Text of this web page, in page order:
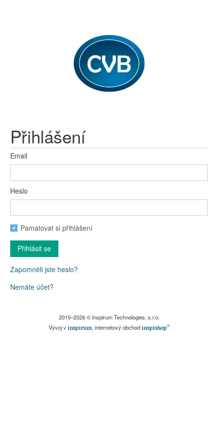
Přihlášení
Email
Heslo
Pamatovat si přihlášení
Přihlásit se
Zapomněli jste heslo?
Nemáte účet?
2015–2026 © Inspirum Technologies, s.r.o.
Vývoj v inspirum, internetový obchod inspishop®